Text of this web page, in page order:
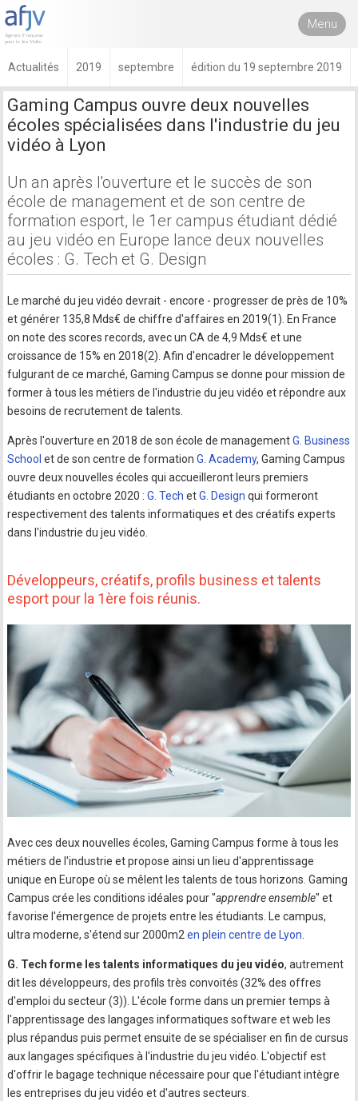
Menu
Actualités 2019 septembre édition du 19 septembre 2019
Gaming Campus ouvre deux nouvelles
écoles spécialisées dans l'industrie du jeu
vidéo à Lyon
Un an après l'ouverture et le succès de son
école de management et de son centre de
formation esport, le 1er campus étudiant dédié
au jeu vidéo en Europe lance deux nouvelles
écoles : G. Tech et G. Design
Le marché du jeu vidéo devrait - encore - progresser de près de 10%
et générer 135,8 Mds€ de chiffre d'affaires en 2019(1). En France
on note des scores records, avec un CA de 4,9 Mds€ et une
croissance de 15% en 2018(2). Afin d'encadrer le développement
fulgurant de ce marché, Gaming Campus se donne pour mission de
former à tous les métiers de l'industrie du jeu vidéo et répondre aux
besoins de recrutement de talents.
Après l'ouverture en 2018 de son école de managementG. Business
School et de son centre de formationG. Academy, Gaming Campus
ouvre deux nouvelles écoles qui accueilleront leurs premiers
étudiants en octobre 2020 :G. Tech etG. Design qui formeront
respectivement des talents informatiques et des créatifs experts
dans l'industrie du jeu vidéo.
Développeurs, créatifs, profils business et talents
esport pour la 1ère fois réunis.
Avec ces deux nouvelles écoles, Gaming Campus forme à tous les
métiers de l'industrie et propose ainsi un lieu d'apprentissage
unique en Europe où se mêlent les talents de tous horizons. Gaming
Campus crée les conditions idéales pour "apprendre ensemble" et
favorise l'émergence de projets entre les étudiants. Le campus,
ultra moderne, s'étend sur 2000m2en plein centre de Lyon.
G. Tech forme les talents informatiques du jeu vidéo, autrement
dit les développeurs, des profils très convoités (32% des offres
d'emploi du secteur (3)). L'école forme dans un premier temps à
l'apprentissage des langages informatiques software et web les
plus répandus puis permet ensuite de se spécialiser en fin de cursus
aux langages spécifiques à l'industrie du jeu vidéo. L'objectif est
d'offrir le bagage technique nécessaire pour que l'étudiant intègre
les entreprises du jeu vidéo et d'autres secteurs.